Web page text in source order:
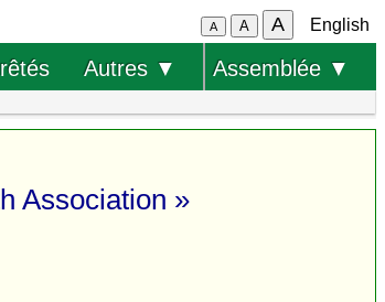
A A A English
Autres ▼ Assemblée ▼
Association »